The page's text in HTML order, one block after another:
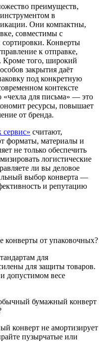
преимуществ,
в
Они компактны,
совместимы с
Конверты
к отправке,
Кроме того, широкий
закрытия даёт
под конкретную
контексте
«чехла для письма» — это
ресурсы, повышает
от бренда.
сервис» считают,
форматы, материалы и
не только обеспечить
логистические
ли вы деловое
выбор конверта —
и репутацию
конверты от упаковочных?
для
для защиты товаров.
допустимом весе
бумажный конверт
конверт не амортизирует
пузырчатые или